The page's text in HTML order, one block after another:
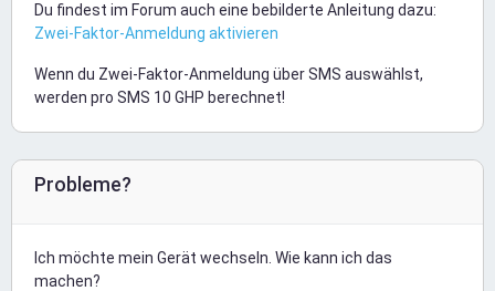
Du findest im Forum auch eine bebilderte Anleitung dazu:
Zwei-Faktor-Anmeldung aktivieren
Wenn du Zwei-Faktor-Anmeldung über SMS auswählst,
werden pro SMS 10 GHP berechnet!
Probleme?
Ich möchte mein Gerät wechseln. Wie kann ich das
machen?